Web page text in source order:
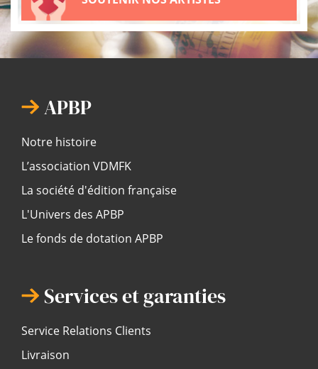
APBP
Notre histoire
L’association VDMFK
La société d'édition française
L'Univers des APBP
Le fonds de dotation APBP
Services et garanties
Service Relations Clients
Livraison